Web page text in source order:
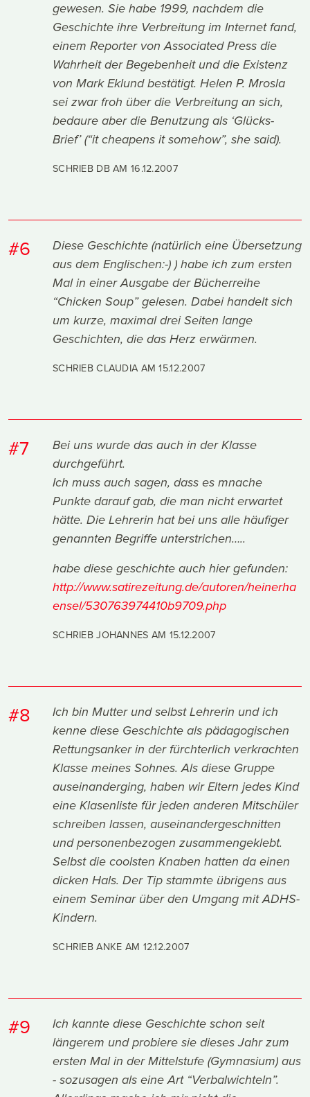
gewesen. Sie habe 1999, nachdem die
Geschichte ihre Verbreitung im Internet fand,
einem Reporter von Associated Press die
Wahrheit der Begebenheit und die Existenz
von Mark Eklund bestätigt. Helen P. Mrosla
sei zwar froh über die Verbreitung an sich,
bedaure aber die Benutzung als ‘Glücks-
Brief’ (“it cheapens it somehow”, she said).
SCHRIEB DB AM16.12.2007
#6
Diese Geschichte (natürlich eine Übersetzung
aus dem Englischen:-) ) habe ich zum ersten
Mal in einer Ausgabe der Bücherreihe
“Chicken Soup” gelesen. Dabei handelt sich
um kurze, maximal drei Seiten lange
Geschichten, die das Herz erwärmen.
SCHRIEB CLAUDIA AM15.12.2007
#7
Bei uns wurde das auch in der Klasse
durchgeführt.
Ich muss auch sagen, dass es mnache
Punkte darauf gab, die man nicht erwartet
hätte. Die Lehrerin hat bei uns alle häufiger
genannten Begriffe unterstrichen…..
habe diese geschichte auch hier gefunden:
http://www.satirezeitung.de/autoren/heinerha
ensel/530763974410b9709.php
SCHRIEB JOHANNES AM 15.12.2007
#8
Ich bin Mutter und selbst Lehrerin und ich
kenne diese Geschichte als pädagogischen
Rettungsanker in der fürchterlich verkrachten
Klasse meines Sohnes. Als diese Gruppe
auseinanderging, haben wir Eltern jedes Kind
eine Klasenliste für jeden anderen Mitschüler
schreiben lassen, auseinandergeschnitten
und personenbezogen zusammengeklebt.
Selbst die coolsten Knaben hatten da einen
dicken Hals. Der Tip stammte übrigens aus
einem Seminar über den Umgang mit ADHS-
Kindern.
SCHRIEB ANKE AM 12.12.2007
#9
Ich kannte diese Geschichte schon seit
längerem und probiere sie dieses Jahr zum
ersten Mal in der Mittelstufe (Gymnasium) aus
- sozusagen als eine Art “Verbalwichteln”.